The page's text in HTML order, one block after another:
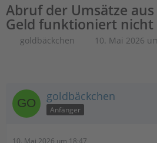
Abruf der Umsätze aus
Geld funktioniert
goldbäckchen 10. Mai 2026
goldbäckchen
Anfänger
10. Mai 2026 um 18:47